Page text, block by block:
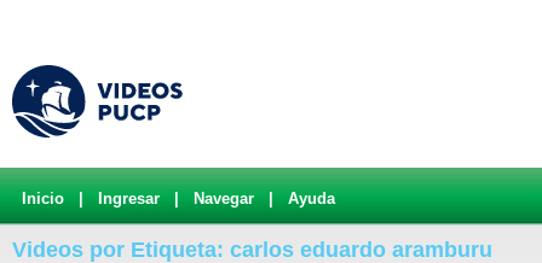
Inicio Ingresar Navegar Ayuda
Videos por Etiqueta: carlos eduardo aramburu